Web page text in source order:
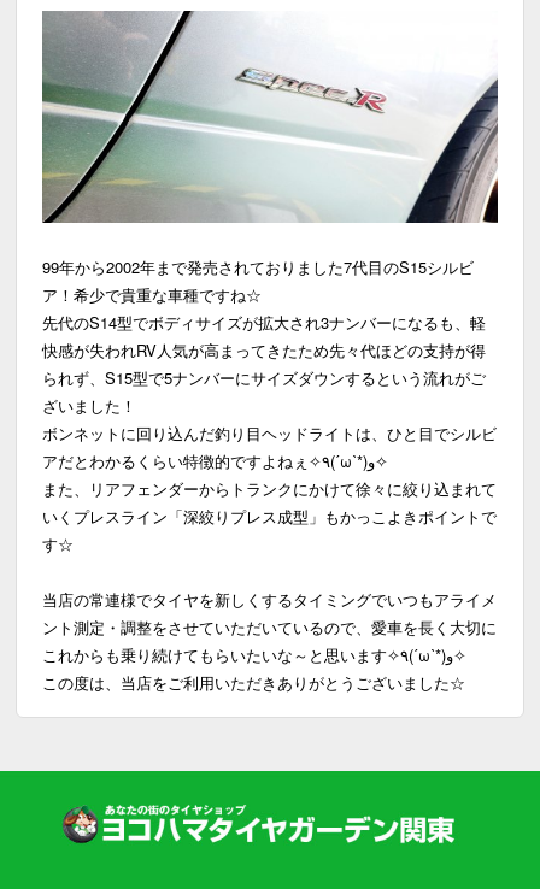
99年から2002年まで発売されておりました7代目のS15シルビ
ア！希少で貴重な車種ですね☆
先代のS14型でボディサイズが拡大され3ナンバーになるも、軽
快感が失われRV人気が高まってきたため先々代ほどの支持が得
られず、S15型で5ナンバーにサイズダウンするという流れがご
ざいました！
ボンネットに回り込んだ釣り目ヘッドライトは、ひと目でシルビ
アだとわかるくらい特徴的ですよねぇ✧٩(ˊωˋ*)و✧
また、リアフェンダーからトランクにかけて徐々に絞り込まれて
いくプレスライン「深絞りプレス成型」もかっこよきポイントで
す☆
当店の常連様でタイヤを新しくするタイミングでいつもアライメ
ント測定・調整をさせていただいているので、愛車を長く大切に
これからも乗り続けてもらいたいな～と思います✧٩(ˊωˋ*)و✧
この度は、当店をご利用いただきありがとうございました☆